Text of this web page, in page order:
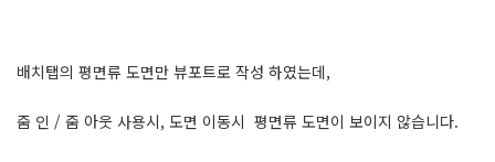
배치탭의 평면류 도면만 뷰포트로 작성 하였는데,
줌 인 / 줌 아웃 사용시, 도면 이동시 평면류 도면이 보이지 않습니다.